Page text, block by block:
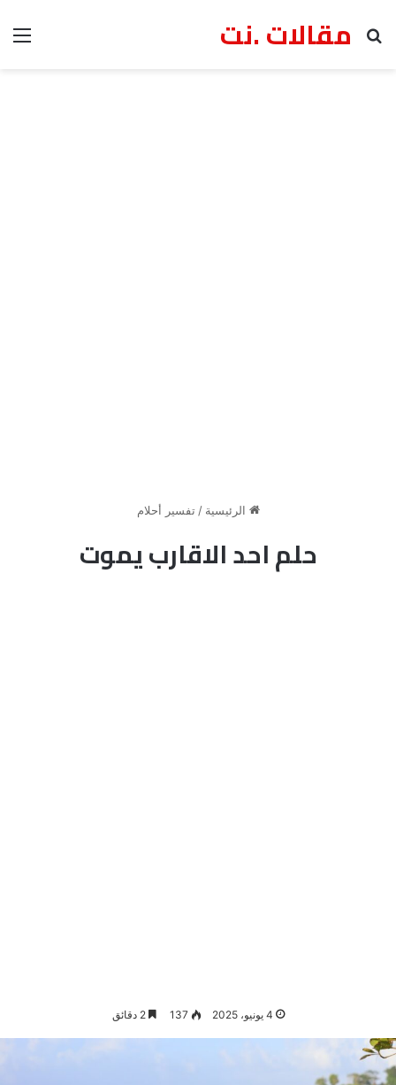
مقالات .نت
بحث عن
الرئيسية / تفسير أحلام
حلم احد الاقارب يموت
4 يونيو، 2025 137 2 دقائق